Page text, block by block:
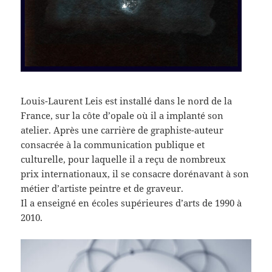
Louis-Laurent Leis est installé dans le nord de la
France, sur la côte d’opale où il a implanté son
atelier. Après une carrière de graphiste-auteur
consacrée à la communication publique et
culturelle, pour laquelle il a reçu de nombreux
prix internationaux, il se consacre dorénavant à son
métier d’artiste peintre et de graveur.
Il a enseigné en écoles supérieures d’arts de 1990 à
2010.